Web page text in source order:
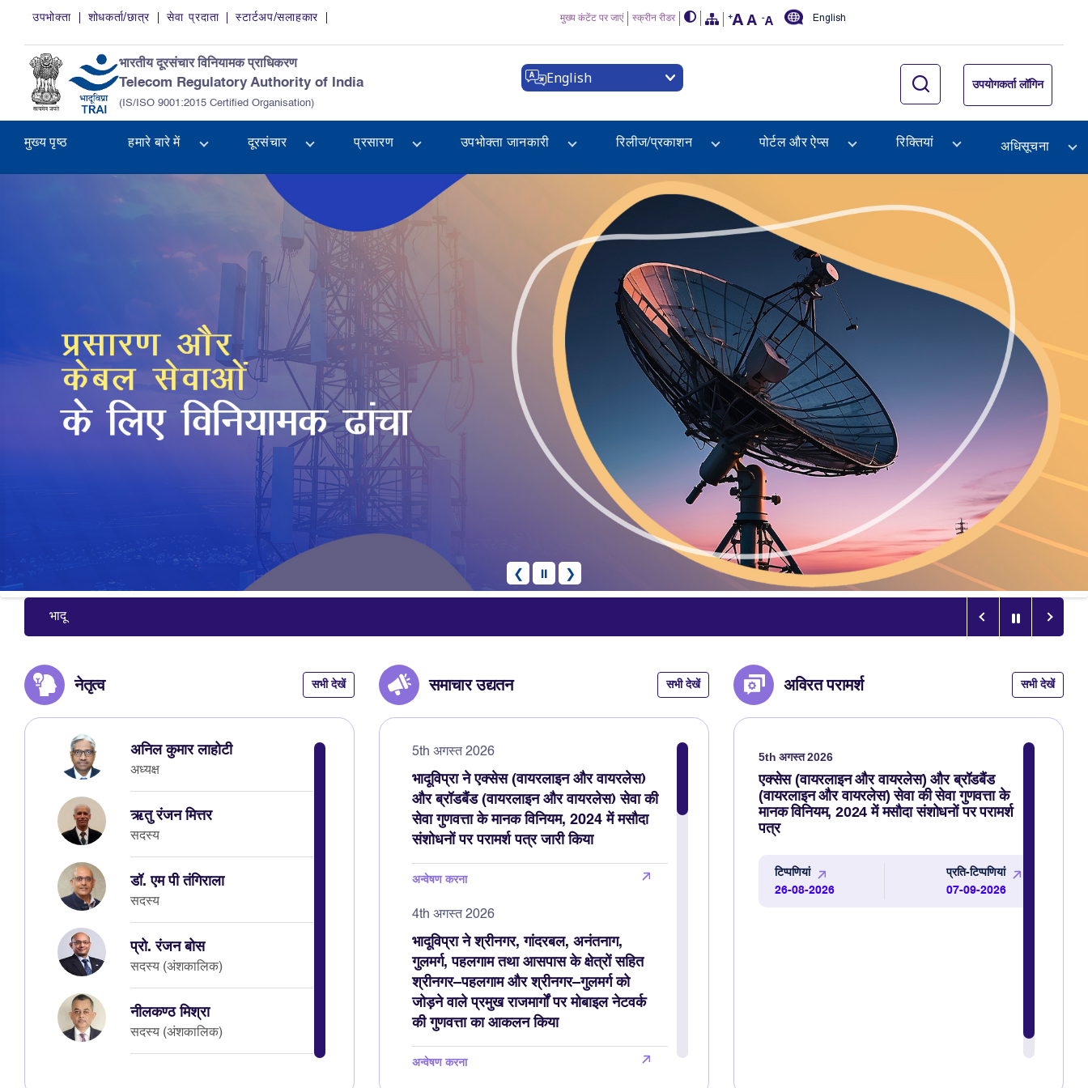
Skip to main content
उपभोक्ता शोधकर्ता/छात्र सेवा प्रदाता स्टार्टअप/सलाहकार मुख्य कंटेंट पर जाएं स्क्रीन रीडर English
भारतीय दूरसंचार विनियामक प्राधिकरण
Telecom Regulatory Authority of India
(IS/ISO 9001:2015 Certified Organisation)
English उपयोगकर्ता लॉगिन
मुख्य पृष्ठ हमारे बारे में दूरसंचार प्रसारण उपभोक्ता जानकारी रिलीज/प्रकाशन पोर्टल और ऐप्स रिक्तियां अधिसूचना
❮ ⏸ ❯
भादूविप्रा डीएनडी रील चैलेंज, जून
नेतृत्व सभी देखें
अनिल कुमार लाहोटी
अध्यक्ष
ऋतु रंजन मित्तर
सदस्य
डॉ. एम पी तंगिराला
सदस्य
प्रो. रंजन बोस
सदस्य (अंशकालिक)
नीलकण्ठ मिश्रा
सदस्य (अंशकालिक)
समाचार उद्यतन सभी देखें
5th अगस्त 2026
भादूविप्रा ने एक्सेस (वायरलाइन और वायरलेस)
और ब्रॉडबैंड (वायरलाइन और वायरलेस) सेवा की
सेवा गुणवत्ता के मानक विनियम, 2024 में मसौदा
संशोधनों पर परामर्श पत्र जारी किया
अन्वेषण करना
4th अगस्त 2026
भादूविप्रा ने श्रीनगर, गांदरबल, अनंतनाग,
गुलमर्ग, पहलगाम तथा आसपास के क्षेत्रों सहित
श्रीनगर–पहलगाम और श्रीनगर–गुलमर्ग को
जोड़ने वाले प्रमुख राजमार्गों पर मोबाइल नेटवर्क
की गुणवत्ता का आकलन किया
अन्वेषण करना
अविरत परामर्श सभी देखें
5th अगस्त 2026
एक्सेस (वायरलाइन और वायरलेस) और ब्रॉडबैंड
(वायरलाइन और वायरलेस) सेवा की सेवा गुणवत्ता के
मानक विनियम, 2024 में मसौदा संशोधनों पर परामर्श
पत्र
टिप्पणियां
26-08-2026
प्रति-टिप्पणियां
07-09-2026